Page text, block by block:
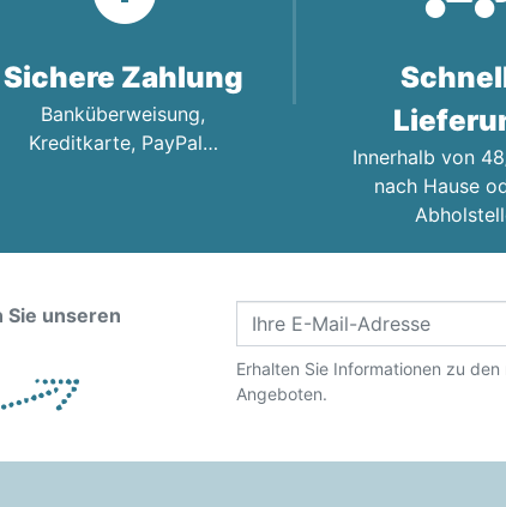
Sichere Zahlung
Banküberweisung,
Kreditkarte, PayPal…
Innerhalb von
nach Hause
Sie unseren
Erhalten Sie Informationen zu
Angeboten.